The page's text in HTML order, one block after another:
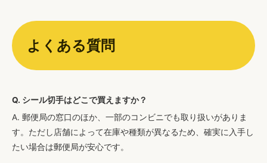
よくある質問
Q. シール切手はどこで買えますか？
A. 郵便局の窓口のほか、一部のコンビニでも取り扱いがありま
す。ただし店舗によって在庫や種類が異なるため、確実に入手し
たい場合は郵便局が安心です。